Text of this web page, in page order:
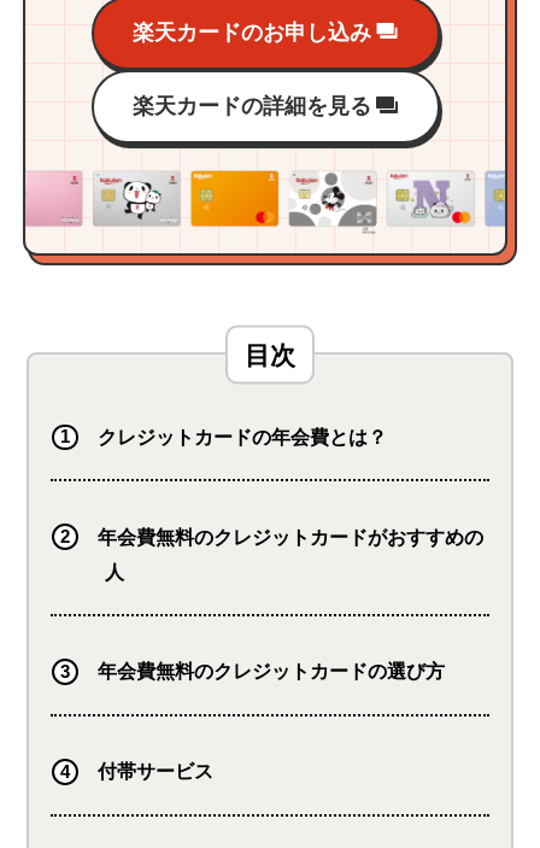
楽天カードのお申し込み
楽天カードの詳細を見る
クレジットカードの年会費とは？
年会費無料のクレジットカードがおすすめの
人
年会費無料のクレジットカードの選び方
付帯サービス